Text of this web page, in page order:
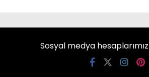
Sosyal medya